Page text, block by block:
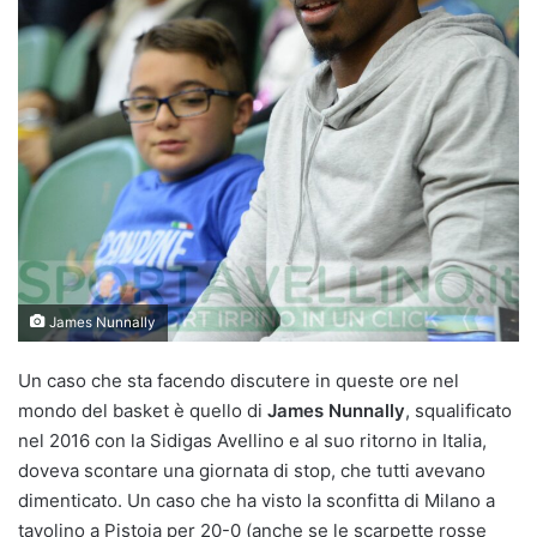
James Nunnally
Un caso che sta facendo discutere in queste ore nel
mondo del basket è quello di James Nunnally, squalificato
nel 2016 con la Sidigas Avellino e al suo ritorno in Italia,
doveva scontare una giornata di stop, che tutti avevano
dimenticato. Un caso che ha visto la sconfitta di Milano a
tavolino a Pistoia per 20-0 (anche se le scarpette rosse